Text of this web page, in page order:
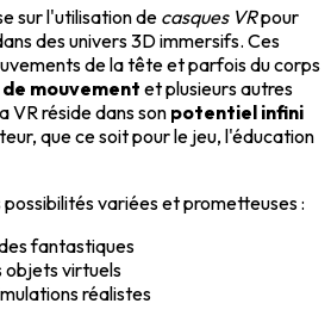
sur l'utilisation de casques VRpour
des univers 3D immersifs. Ces
de la tête et parfois du corps
mouvement et plusieurs autres
VR réside dans son potentiel infini
que ce soit pour le jeu, l'éducation
variées et prometteuses :
fantastiques
objets virtuels
réalistes